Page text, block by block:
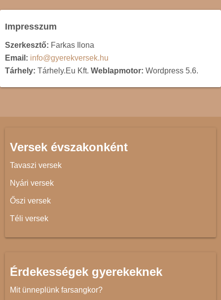
Impresszum
Szerkesztő: Farkas Ilona
Email: info@gyerekversek.hu
Tárhely: Tárhely.Eu Kft. Weblapmotor: Wordpress 5.6.
Versek évszakonként
Tavaszi versek
Nyári versek
Őszi versek
Téli versek
Érdekességek gyerekeknek
Mit ünneplünk farsangkor?